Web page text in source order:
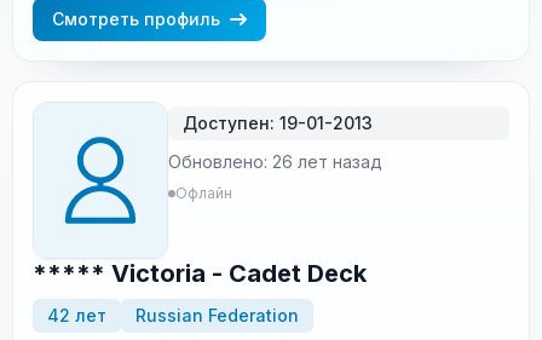
Смотреть профиль
Доступен: 19-01-2013
Обновлено: 26 лет назад
Офлайн
***** Victoria - Cadet Deck
42 лет Russian Federation